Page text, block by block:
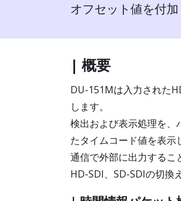
オフセット値を付加
| 概要
DU-151Mは入力された
します。
検出および表示処理を、
たタイムコード値を表
通信で外部に出力するこ
HD-SDI、SD-SDIの切換